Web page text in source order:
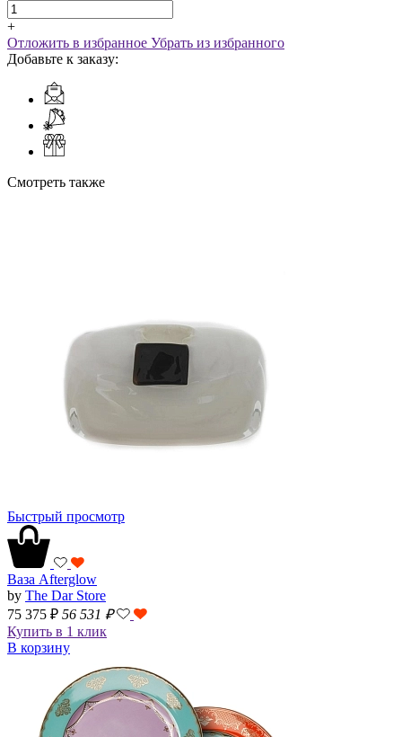
+
Отложить в избранное Убрать из избранного
Добавьте к заказу:
Смотреть также
Быстрый просмотр
Ваза Afterglow
by The Dar Store
75 375 ₽ 56 531 ₽
Купить в 1 клик
В корзину